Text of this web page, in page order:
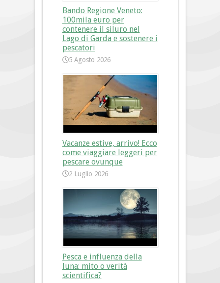
Bando Regione Veneto:
100mila euro per
contenere il siluro nel
Lago di Garda e sostenere i
pescatori
5 Agosto 2026
Vacanze estive, arrivo! Ecco
come viaggiare leggeri per
pescare ovunque
2 Luglio 2026
Pesca e influenza della
luna: mito o verità
scientifica?